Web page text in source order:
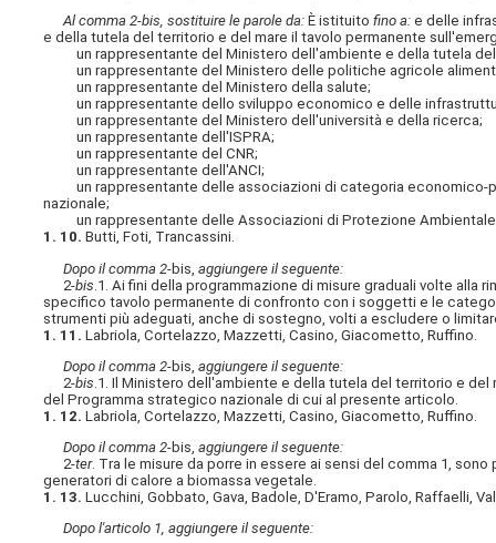
Al comma 2-bis, sostituire le parole da: È istituitofino a: e delle
e della tutela del territorio e del mare il tavolo permanente
un rappresentante del Ministero dell'ambiente e della tutela del
un rappresentante del Ministero delle politiche agricole
un rappresentante del Ministero della salute;
un rappresentante dello sviluppo economico e delle
un rappresentante del Ministero dell'università e della ricerca;
un rappresentante dell'ISPRA;
un rappresentante del CNR;
un rappresentante dell'ANCI;
un rappresentante delle associazioni di categoria economico-
nazionale;
un rappresentante delle Associazioni di Protezione Ambientale
1. 10. Butti, Foti, Trancassini.
Dopo il comma 2-bis,aggiungere il seguente:
2-bis .1. Ai fini della programmazione di misure graduali volte
specifico tavolo permanente di confronto con i soggetti e le
strumenti più adeguati, anche di sostegno, volti a escludere o
1. 11. Labriola, Cortelazzo, Mazzetti, Casino, Giacometto, Ruffino.
Dopo il comma 2-bis,aggiungere il seguente:
2-bis .1. Il Ministero dell'ambiente e della tutela del territorio e
del Programma strategico nazionale di cui al presente articolo.
1. 12. Labriola, Cortelazzo, Mazzetti, Casino, Giacometto, Ruffino.
Dopo il comma 2-bis,aggiungere il seguente:
2-ter. Tra le misure da porre in essere ai sensi del comma 1,
generatori di calore a biomassa vegetale.
1. 13. Lucchini, Gobbato, Gava, Badole, D'Eramo, Parolo, Raffaelli,
Dopo l'articolo 1, aggiungere il seguente: